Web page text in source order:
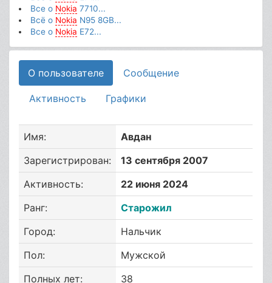
Все о Nokia 7710...
Всё о Nokia N95 8GB...
Все о Nokia E72...
О пользователе Сообщение
Активность Графики
Имя:
Авдан
Зарегистрирован:
13 сентября 2007
Активность:
22 июня 2024
Ранг:
Старожил
Город:
Нальчик
Пол:
Мужской
Полных лет:
38